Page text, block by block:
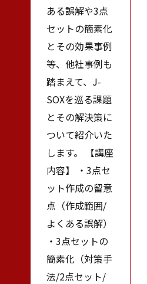
ある誤解や3点
セットの簡素化
とその効果事例
等、他社事例も
踏まえて、J-
SOXを巡る課題
とその解決策に
ついて紹介いた
します。 【講座
内容】 ・3点セ
ット作成の留意
点（作成範囲/
よくある誤解）
・3点セットの
簡素化（対策手
法/2点セット/